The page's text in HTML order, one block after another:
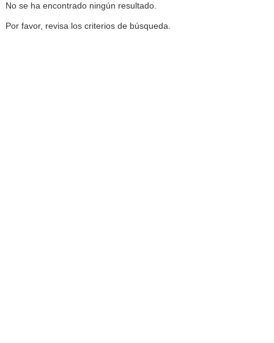
No se ha encontrado ningún resultado.
Por favor, revisa los criterios de búsqueda.